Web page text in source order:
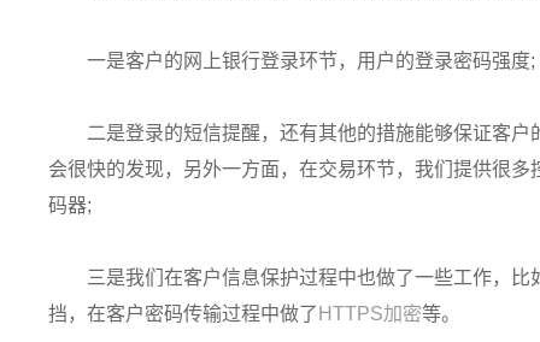
一是客户的网上银行登录环节，用户的登录密码强度;
二是登录的短信提醒，还有其他的措施能够保证客
会很快的发现，另外一方面，在交易环节，我们提供很
码器;
三是我们在客户信息保护过程中也做了一些工作，
挡，在客户密码传输过程中做了 HTTPS加密等。